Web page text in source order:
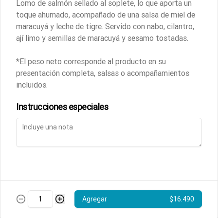
rico en proteínas, ácidos grasos
omega-3 y vitaminas B.
$12.190
Filete de Reineta al Vacío 1kg.
Perfecta para cocinar a la plancha o al
en grasa y rico en proteínas. Vienen
filetes de entre 400grs. a 600grs.
Mejillas de Merluza Austral
Ricas en proteínas y ácidos grasos
apoyo a la salud cardiovascular y la
digestión.
$7.690
Lomo de salmón sellado al soplete, lo que aporta un
toque ahumado, acompañado de una salsa de miel de
maracuyá y leche de tigre. Servido con nabo, cilantro,
ají limo y semillas de maracuyá y sesamo tostadas.
*El peso neto corresponde al producto en su
presentación completa, salsas o acompañamientos
incluidos.
Instrucciones especiales
Agregar $16.490